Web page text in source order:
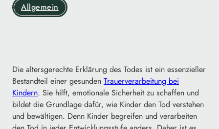
Allgemein
Die altersgerechte Erklärung des Todes ist ein essenzieller
Bestandteil einer gesunden Trauerverarbeitung bei
Kindern. Sie hilft, emotionale Sicherheit zu schaffen und
bildet die Grundlage dafür, wie Kinder den Tod verstehen
und bewältigen. Denn Kinder begreifen und verarbeiten